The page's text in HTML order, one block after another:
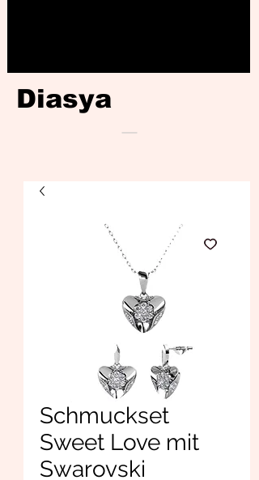
Diasya
Schmuckset
Sweet Love mit
Swarovski